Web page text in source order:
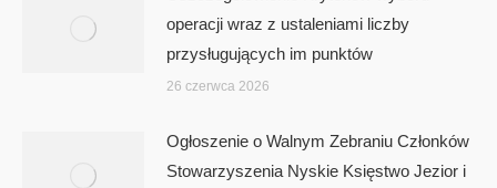
operacji wraz z ustaleniami liczby
przysługujących im punktów
26 czerwca 2026
Ogłoszenie o Walnym Zebraniu Członków
Stowarzyszenia Nyskie Księstwo Jezior i